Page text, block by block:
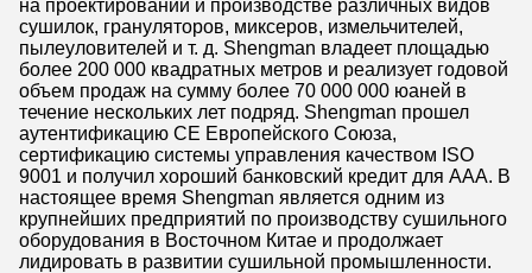
на проектировании и производстве различных видов
сушилок, грануляторов, миксеров, измельчителей,
пылеуловителей и т. д. Shengman владеет площадью
более 200 000 квадратных метров и реализует годовой
объем продаж на сумму более 70 000 000 юаней в
течение нескольких лет подряд. Shengman прошел
аутентификацию CE Европейского Союза,
сертификацию системы управления качеством ISO
9001 и получил хороший банковский кредит для AAA. В
настоящее время Shengman является одним из
крупнейших предприятий по производству сушильного
оборудования в Восточном Китае и продолжает
лидировать в развитии сушильной промышленности.